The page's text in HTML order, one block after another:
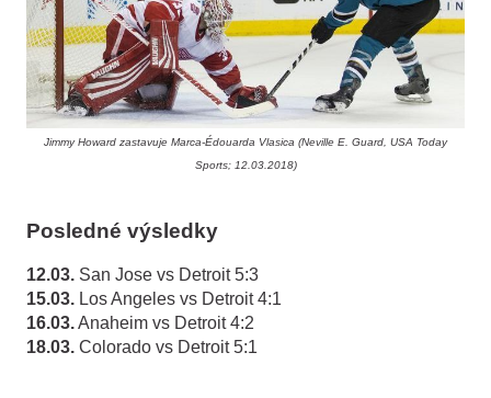
Jimmy Howard zastavuje Marca-Édouarda Vlasica (Neville E. Guard, USA Today
Sports; 12.03.2018)
Posledné výsledky
12.03. San Jose vs Detroit 5:3
15.03. Los Angeles vs Detroit 4:1
16.03.Anaheim vs Detroit 4:2
18.03. Colorado vs Detroit 5:1